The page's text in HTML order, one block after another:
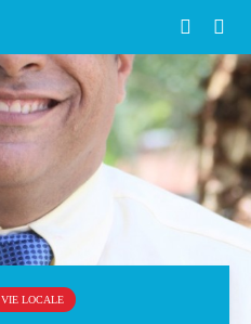
VIE LOCALE